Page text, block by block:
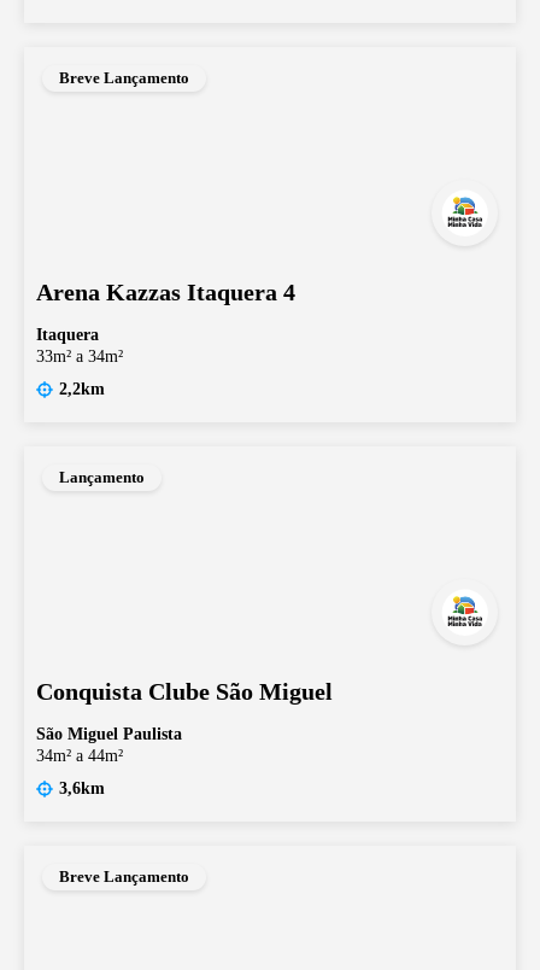
Breve Lançamento
Arena Kazzas Itaquera 4
Itaquera
33m² a 34m²
2,2km
Lançamento
Conquista Clube São Miguel
São Miguel Paulista
34m² a 44m²
3,6km
Breve Lançamento